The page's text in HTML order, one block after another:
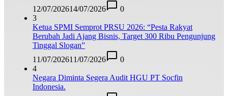
12/07/202614/07/2026
0
3
Ketua SPMI Semprot PRSU 2026: “Pesta Rakyat
Berubah Jadi Ajang Bisnis, Target 300 Ribu Pengunjung
Tinggal Slogan”
11/07/202611/07/2026
0
4
Negara Diminta Segera Audit HGU PT Socfin
Indonesia.